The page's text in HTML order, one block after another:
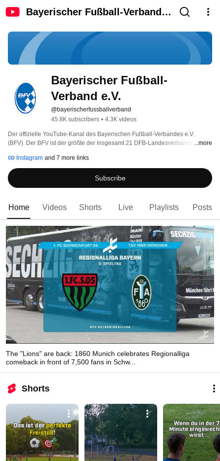
Bayerischer Fußball-Verband
Bayerischer Fußball-
Verband e.V.
@bayerischerfussballverband
45.8K subscribers • 4.3K videos
Der offizielle YouTube-Kanal des Bayerischen Fußball-Verbandes e.V.
(BFV). Der BFV ist der größte der insgesamt 21 DFB-Landesverbände und
Sportfachverband. Im BFV sind über 4500 Vereinen mit insgesamt über 1,6
Millionen Mitgliedern organisiert. Informiere dich über das vielfältige
Verbandsleben auch über die offizielle Website www.bfv.de, die BFV-App
oder die Social-Media-Kanäle des BFV.
...more
Instagram and 7 more links
Subscribe
Home Videos Shorts Live Playlists Posts
The "Lions" are back: 1860 Munich celebrates Regionalliga
comeback in front of 7,500 fans in Schw...
Shorts